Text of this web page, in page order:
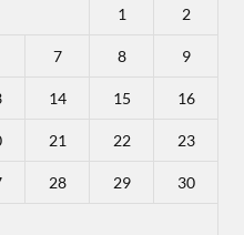
1 2
7 8 9
14 15 16
21 22 23
28 29 30